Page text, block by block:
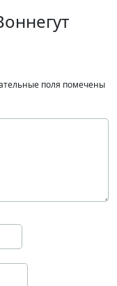
поля помечены